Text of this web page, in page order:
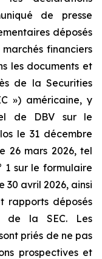
de presse
déposés
financiers
les documents et
de la Securities
») américaine, y
de DBV sur le
le 31 décembre
26 mars 2026, tel
1 sur le formulaire
30 avril 2026, ainsi
rapports déposés
de la SEC. Les
priés de ne pas
prospectives et